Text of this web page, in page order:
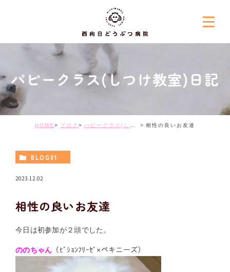
パピークラス(しつけ教室)日記
HOME ブログ パピークラス(しつけ教室)日記 相性の良いお友達
BLOG01
2023.12.02
相性の良いお友達
今日は初参加が２頭でした。
ののちゃん （ﾋﾞｼｮﾝﾌﾘｰｾﾞ×ペキニーズ）